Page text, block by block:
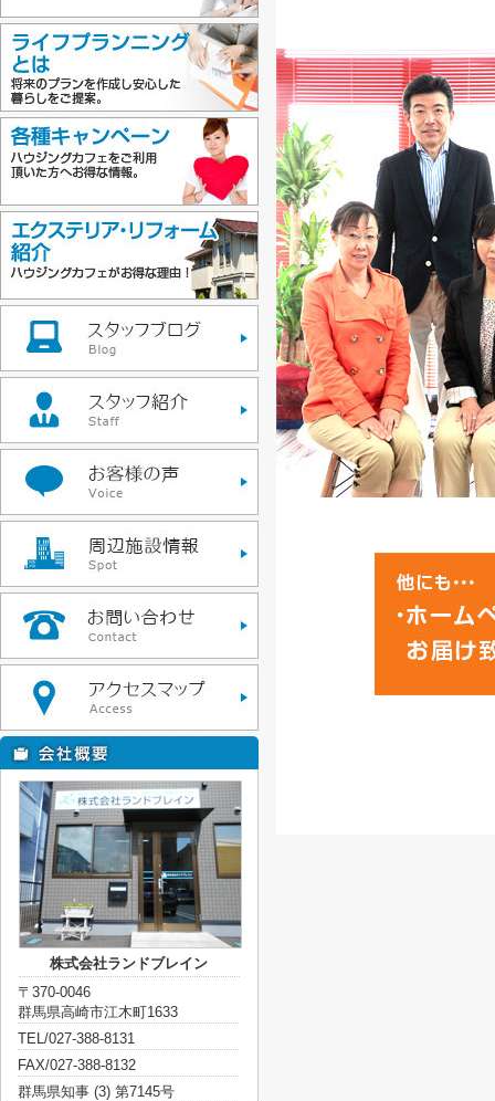
株式会社ランドブレイン
〒370-0046
群馬県高崎市江木町1633
TEL/027-388-8131
FAX/027-388-8132
群馬県知事 (3) 第7145号